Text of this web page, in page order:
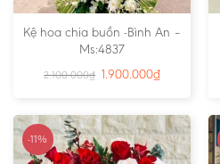
Kệ hoa chia buồn -Bình An –
Ms:4837
2.100.000₫ 1.900.000₫
-11%